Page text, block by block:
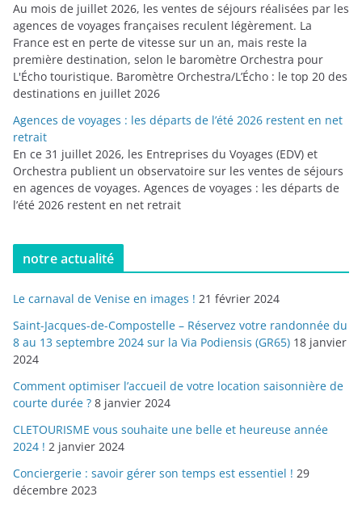
Au mois de juillet 2026, les ventes de séjours réalisées par les
agences de voyages françaises reculent légèrement. La
France est en perte de vitesse sur un an, mais reste la
première destination, selon le baromètre Orchestra pour
L'Écho touristique. Baromètre Orchestra/L’Écho : le top 20 des
destinations en juillet 2026
Agences de voyages : les départs de l’été 2026 restent en net
retrait
En ce 31 juillet 2026, les Entreprises du Voyages (EDV) et
Orchestra publient un observatoire sur les ventes de séjours
en agences de voyages. Agences de voyages : les départs de
l’été 2026 restent en net retrait
notre actualité
Le carnaval de Venise en images ! 21 février 2024
Saint-Jacques-de-Compostelle – Réservez votre randonnée du
8 au 13 septembre 2024 sur la Via Podiensis (GR65) 18 janvier
2024
Comment optimiser l’accueil de votre location saisonnière de
courte durée ? 8 janvier 2024
CLETOURISME vous souhaite une belle et heureuse année
2024 ! 2 janvier 2024
Conciergerie : savoir gérer son temps est essentiel ! 29
décembre 2023